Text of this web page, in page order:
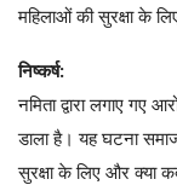
महिलाओं की सुरक्षा के
निष्कर्ष:
नमिता द्वारा लगाए गए
डाला है। यह घटना
सुरक्षा के लिए और क्या